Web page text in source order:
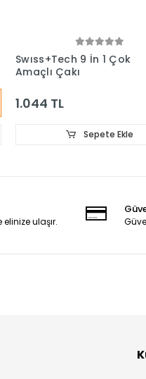
Swıss+Tech 9 İn 1 Çok
Amaçlı Çakı
1.044 TL
Sepete Ekle
ulaşır.